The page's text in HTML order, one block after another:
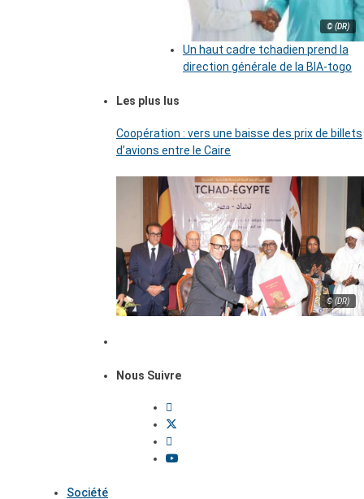
© (DR)
Un haut cadre tchadien prend la
direction générale de la BIA-togo
Les plus lus
Coopération : vers une baisse des prix de billets
d’avions entre le Caire
© (DR)
Nous Suivre
Société